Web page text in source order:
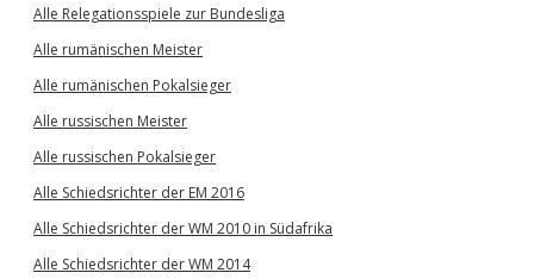
Alle Relegationsspiele zur Bundesliga
Alle rumänischen Meister
Alle rumänischen Pokalsieger
Alle russischen Meister
Alle russischen Pokalsieger
Alle Schiedsrichter der EM 2016
Alle Schiedsrichter der WM 2010 in Südafrika
Alle Schiedsrichter der WM 2014